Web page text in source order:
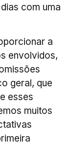
com uma
a
envolvidos,
geral, que
esses
muitos